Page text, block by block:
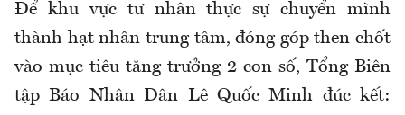
Để khu vực tư nhân thực sự chuyển mình
thành hạt nhân trung tâm, đóng góp then chốt
vào mục tiêu tăng trưởng 2 con số, Tổng Biên
tập Báo Nhân Dân Lê Quốc Minh đúc kết: